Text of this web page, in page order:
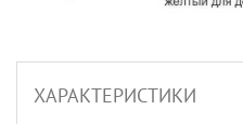
ХАРАКТЕРИСТИКИ